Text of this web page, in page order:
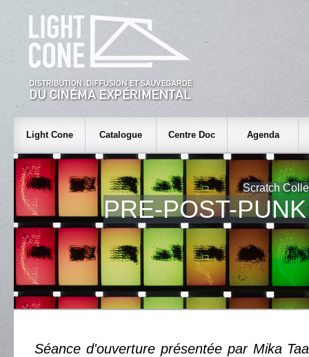
Light Cone Catalogue Centre Doc Agenda
Scratch
PRE-POST-
Séance d'ouverture présentée par Mika